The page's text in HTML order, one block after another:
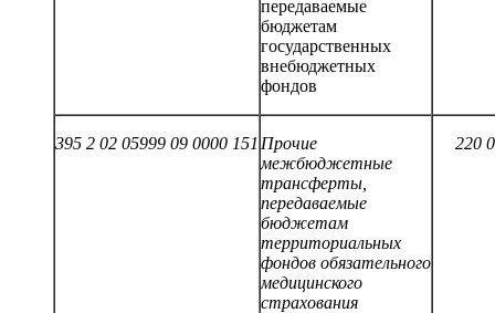
передаваемые
бюджетам
государственных
внебюджетных
фондов
395 2 02 05999 09 0000 151 Прочие
межбюджетные
трансферты,
передаваемые
бюджетам
территориальных
фондов обязательного
медицинского
страхования
220